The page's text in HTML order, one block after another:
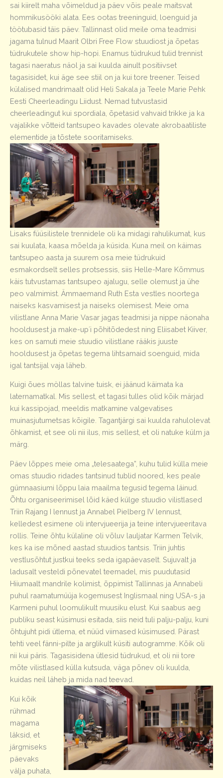
sai kiirelt maha võimeldud ja päev võis peale maitsvat
hommikusööki alata. Ees ootas treeninguid, loenguid ja
töötubasid täis päev. Tallinnast olid meile oma teadmisi
jagama tulnud Maarit Olbri Free Flow stuudiost ja õpetas
tüdrukutele show hip-hopi. Enamus tüdrukud tulid trennist
tagasi naeratus näol ja sai kuulda ainult positiivset
tagasisidet, kui äge see stiil on ja kui tore treener. Teised
külalised mandrimaalt olid Heli Sakala ja Teele Marie Pehk
Eesti Cheerleadingu Liidust. Nemad tutvustasid
cheerleadingut kui spordiala, õpetasid vahvaid trikke ja ka
vajalikke võtteid tantsupeo kavades olevate akrobaatiliste
elementide ja tõstete sooritamiseks.
Lisaks füüsilistele trennidele oli ka midagi rahulikumat, kus
sai kuulata, kaasa mõelda ja küsida. Kuna meil on käimas
tantsupeo aasta ja suurem osa meie tüdrukuid
esmakordselt selles protsessis, siis Helle-Mare Kõmmus
käis tutvustamas tantsupeo ajalugu, selle olemust ja ühe
peo valmimist. Ämmaemand Ruth Esta vestles noortega
naiseks kasvamisest ja naiseks olemisest. Meie oma
vilistlane Anna Marie Vasar jagas teadmisi ja nippe näonaha
hooldusest ja make-up´i põhitõdedest ning Eliisabet Kiiver,
kes on samuti meie stuudio vilistlane rääkis juuste
hooldusest ja õpetas tegema lihtsamaid soenguid, mida
igal tantsijal vaja läheb.
Kuigi õues möllas talvine tuisk, ei jäänud käimata ka
laternamatkal. Mis sellest, et tagasi tulles olid kõik märjad
kui kassipojad, meeldis matkamine valgevatises
muinasjutumetsas kõigile. Tagantjärgi sai kuulda rahulolevat
õhkamist, et see oli nii ilus, mis sellest, et oli natuke külm ja
märg.
Päev lõppes meie oma „telesaatega”, kuhu tulid külla meie
omas stuudio ridades tantsinud tublid noored, kes peale
gümnaasiumi lõppu laia maailma tegusid tegema läinud.
Õhtu organiseerimisel lõid käed külge stuudio vilistlased
Triin Rajang I lennust ja Annabel Pielberg IV lennust,
kelledest esimene oli intervjueerija ja teine intervjueeritava
rollis. Teine õhtu külaline oli võluv lauljatar Karmen Telvik,
kes ka ise mõned aastad stuudios tantsis. Triin juhtis
vestlusõhtut justkui teeks seda igapäevaselt. Sujuvalt ja
ladusalt vesteldi põnevatel teemadel, mis puudutasid
Hiiumaalt mandrile kolimist, õppimist Tallinnas ja Annabeli
puhul raamatumüüja kogemusest Inglismaal ning USA-s ja
Karmeni puhul loomulikult muusiku elust. Kui saabus aeg
publiku seast küsimusi esitada, siis neid tuli palju-palju, kuni
õhtujuht pidi ütlema, et nüüd viimased küsimused. Pärast
tehti veel fänni-pilte ja arglikult küsiti autogramme. Kõik oli
nii kui päris. Tagasisidena ütlesid tüdrukud, et oli nii tore
mõte vilistlased külla kutsuda, väga põnev oli kuulda,
kuidas neil läheb ja mida nad teevad.
Kui kõik
rühmad
magama
läksid, et
järgmiseks
päevaks
välja puhata,